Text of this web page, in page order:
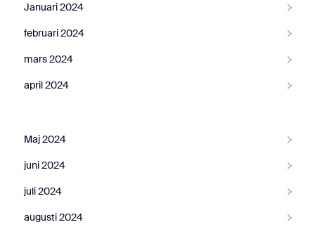
Januari 2024
februari 2024
mars 2024
april 2024
Maj 2024
juni 2024
juli 2024
augusti 2024